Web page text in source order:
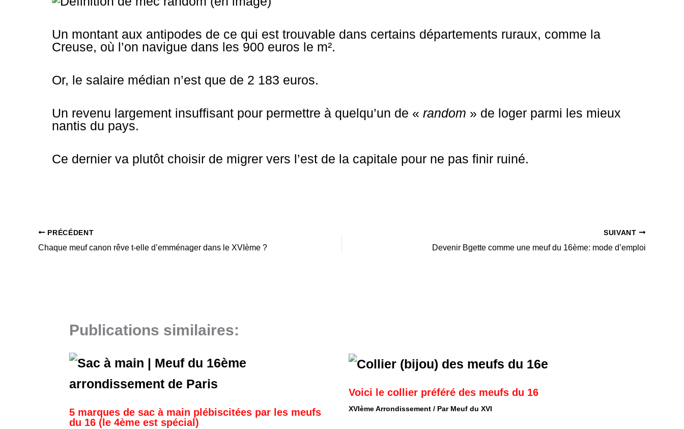
Un montant aux antipodes de ce qui est trouvable dans certains départements ruraux, comme la
Creuse, où l’on navigue dans les 900 euros le m².
Or, le salaire médian n’est que de 2 183 euros.
Un revenu largement insuffisant pour permettre à quelqu’un de « random » de loger parmi les mieux
nantis du pays.
Ce dernier va plutôt choisir de migrer vers l’est de la capitale pour ne pas finir ruiné.
PRÉCÉDENT
Chaque meuf canon rêve t-elle d’emménager dans le XVIème ?
SUIVANT
Devenir Bgette comme une meuf du 16ème: mode d’emploi
Publications similaires:
5 marques de sac à main plébiscitées par les meufs
du 16 (le 4ème est spécial)
Voici le collier préféré des meufs du 16
XVIème Arrondissement/ Par Meuf du XVI